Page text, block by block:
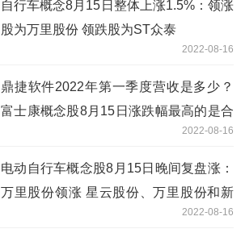
自行车概念8月15日整体上涨1.5%：领涨
股为万里股份 领跌股为ST众泰
2022-08-16
鼎捷软件2022年第一季度营收是多少？
富士康概念股8月15日涨跌幅最高的是合
2022-08-16
电动自行车概念股8月15日晚间复盘涨：
万里股份领涨 星云股份、万里股份和新
2022-08-16